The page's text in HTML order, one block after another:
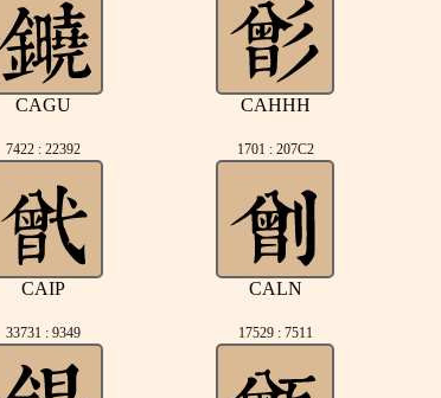
CAGU CAHHH
7422 : 22392
CAIP
1701 : 207C2
CALN
33731 : 9349 17529 : 7511